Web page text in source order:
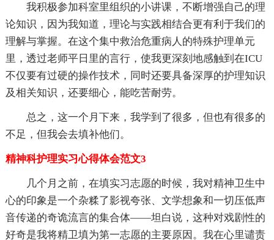
我积极参加科室里组织的小讲课，不断增强自己的理
论知识，因为我知道，理论与实践相结合更有利于我们的
理解与掌握。在这个集中救治危重病人的特殊护理单元
里，透过老师平日里的言行，使我更深刻地感触到在ICU
不仅要有过硬的操作技术，同时还要具备深厚的护理知识
及相关知识，还要细心，能吃苦耐劳。
总之，这一个月下来，我学到了很多，但也有很多的
不足，但我会去填补他们。
精神科护理实习心得体会范文3
几个月之前，在填实习志愿的时候，我对精神卫生中
心的印象是一个杂糅了影视夸张、文学想象和一切压低声
音传递的奇诡流言的集合体——坦白说，这种对戏剧性的
好奇是我将精卫填为第一志愿的主要原因。我在心里谴责